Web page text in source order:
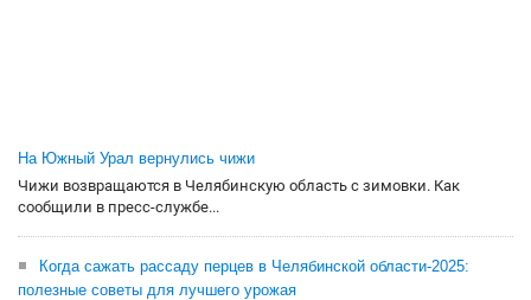
На Южный Урал вернулись чижи
Чижи возвращаются в Челябинскую область с зимовки. Как
сообщили в пресс-службе...
Когда сажать рассаду перцев в Челябинской области-2025:
полезные советы для лучшего урожая